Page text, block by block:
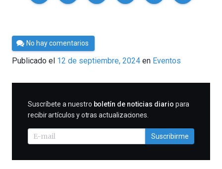
Por
Cultura
Cientifica
No hay comentarios
Publicado el 12 de septiembre, 2024 en Eventos
SUSCRIBIRME
Suscríbete a nuestro boletín de noticias diario para
recibir artículos y otras actualizaciones.
Suscribirme